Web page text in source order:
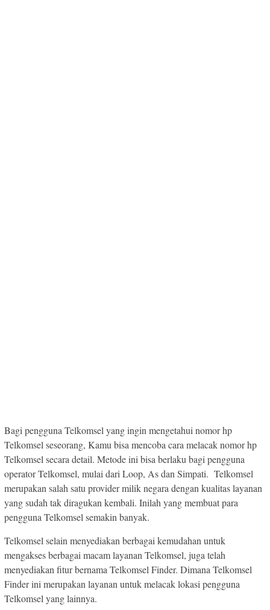
Bagi pengguna Telkomsel yang ingin mengetahui nomor hp
Telkomsel seseorang, Kamu bisa mencoba cara melacak nomor hp
Telkomsel secara detail. Metode ini bisa berlaku bagi pengguna
operator Telkomsel, mulai dari Loop, As dan Simpati. Telkomsel
merupakan salah satu provider milik negara dengan kualitas layanan
yang sudah tak diragukan kembali. Inilah yang membuat para
pengguna Telkomsel semakin banyak.
Telkomsel selain menyediakan berbagai kemudahan untuk
mengakses berbagai macam layanan Telkomsel, juga telah
menyediakan fitur bernama Telkomsel Finder. Dimana Telkomsel
Finder ini merupakan layanan untuk melacak lokasi pengguna
Telkomsel yang lainnya.